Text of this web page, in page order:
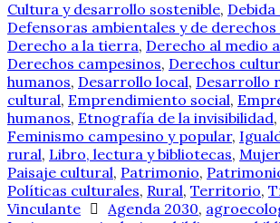
Cultura y desarrollo sostenible,
Defensoras ambientales y de derechos
Derecho a la tierra, Derecho al medio
Derechos campesinos, Derechos
humanos, Desarrollo local, Desarrollo
cultural, Emprendimiento social,
humanos, Etnografía de la invisibilidad,
Feminismo campesino y popular,
rural, Libro, lectura y bibliotecas,
Paisaje cultural, Patrimonio,
Políticas culturales, Rural, Territorio,
Vinculante
Agenda 2030,